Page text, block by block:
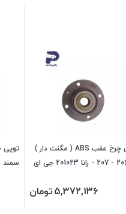
توپی چرخ عقب ABS ( مگنت دار )
پژو 206 - 207 - رانا 201023 جی ای
5,372,136تومان
سمند